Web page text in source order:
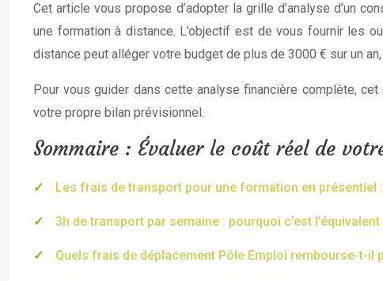
Cet article vous propose d’adopter la grille d’analyse d’un
une formation à distance. L’objectif est de vous fournir les
distance peut alléger votre budget de plus de 3000 € sur un
Pour vous guider dans cette analyse financière complète,
votre propre bilan prévisionnel.
Sommaire : Évaluer le coût réel de
Les frais de transport pour une formation en présentiel
3h de transport par semaine : pourquoi c’est
Quels frais de déplacement Pôle Emploi rembourse-t-il